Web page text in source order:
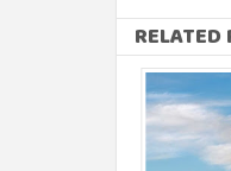
RELATED